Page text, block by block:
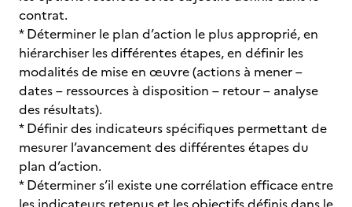
contrat.
* Déterminer le plan d’action le plus approprié, en
hiérarchiser les différentes étapes, en définir les
modalités de mise en œuvre (actions à mener –
dates – ressources à disposition – retour – analyse
des résultats).
* Définir des indicateurs spécifiques permettant de
mesurer l’avancement des différentes étapes du
plan d’action.
* Déterminer s’il existe une corrélation efficace entre